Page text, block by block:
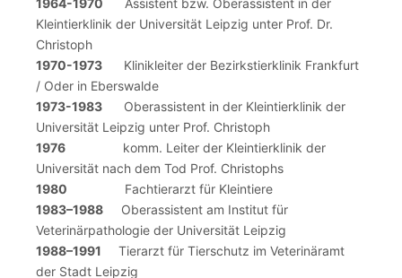
Kleintierklinik der Universität Leipzig unter Prof. Dr.
Christoph
1970-1973 Klinikleiter der Bezirkstierklinik Frankfurt
/ Oder in Eberswalde
1973-1983 Oberassistent in der Kleintierklinik der
Universität Leipzig unter Prof. Christoph
1976 komm. Leiter der Kleintierklinik der
Universität nach dem Tod Prof. Christophs
1980 Fachtierarzt für Kleintiere
1983–1988 Oberassistent am Institut für
Veterinärpathologie der Universität Leipzig
1988–1991
Tierarzt für Tierschutz im Veterinäramt
der Stadt Leipzig